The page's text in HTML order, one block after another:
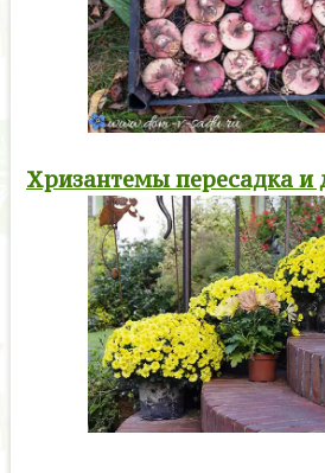
Хризантемы пересадка и